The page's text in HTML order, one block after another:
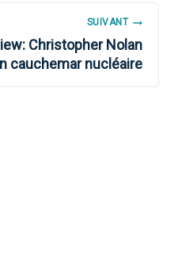
SUIVANT
Christopher Nolan
cauchemar nucléaire